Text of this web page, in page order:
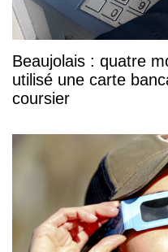
Beaujolais : quatre
utilisé une carte
coursier